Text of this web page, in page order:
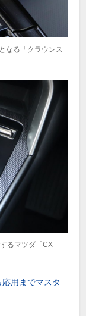
なる「クラウンス
るマツダ「CX-
応用までマスタ